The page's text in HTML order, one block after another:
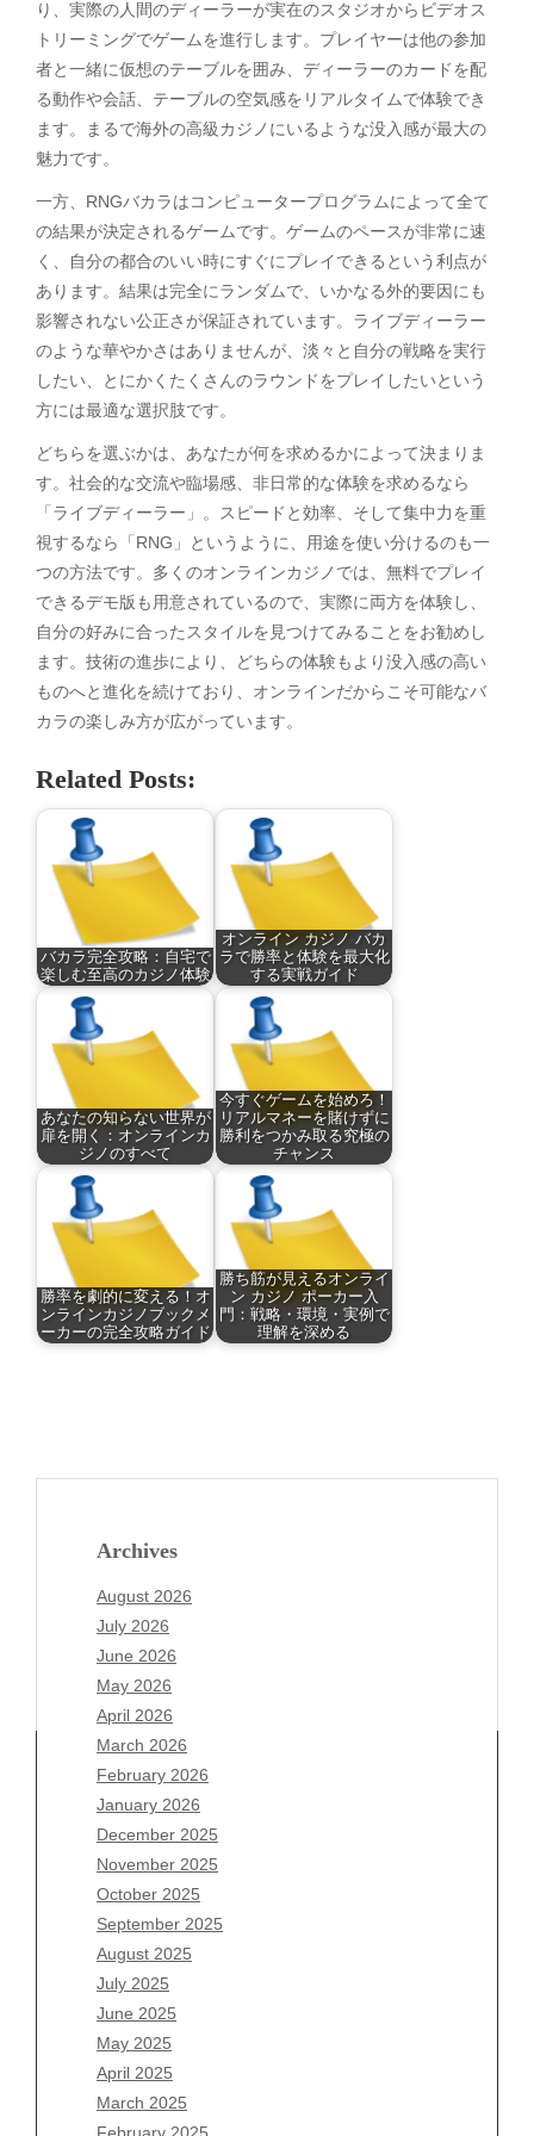
り、実際の人間のディーラーが実在のスタジオからビデオス
トリーミングでゲームを進行します。プレイヤーは他の参加
者と一緒に仮想のテーブルを囲み、ディーラーのカードを配
る動作や会話、テーブルの空気感をリアルタイムで体験でき
ます。まるで海外の高級カジノにいるような没入感が最大の
魅力です。
一方、RNGバカラはコンピュータープログラムによって全て
の結果が決定されるゲームです。ゲームのペースが非常に速
く、自分の都合のいい時にすぐにプレイできるという利点が
あります。結果は完全にランダムで、いかなる外的要因にも
影響されない公正さが保証されています。ライブディーラー
のような華やかさはありませんが、淡々と自分の戦略を実行
したい、とにかくたくさんのラウンドをプレイしたいという
方には最適な選択肢です。
どちらを選ぶかは、あなたが何を求めるかによって決まりま
す。社会的な交流や臨場感、非日常的な体験を求めるなら
「ライブディーラー」。スピードと効率、そして集中力を重
視するなら「RNG」というように、用途を使い分けるのも一
つの方法です。多くのオンラインカジノでは、無料でプレイ
できるデモ版も用意されているので、実際に両方を体験し、
自分の好みに合ったスタイルを見つけてみることをお勧めし
ます。技術の進歩により、どちらの体験もより没入感の高い
ものへと進化を続けており、オンラインだからこそ可能なバ
カラの楽しみ方が広がっています。
Related Posts:
バカラ完全攻略：自宅で
楽しむ至高のカジノ体験
オンライン カジノ バカ
ラで勝率と体験を最大化
する実戦ガイド
あなたの知らない世界が
扉を開く：オンラインカ
ジノのすべて
今すぐゲームを始めろ！
リアルマネーを賭けずに
勝利をつかみ取る究極の
チャンス
勝率を劇的に変える！オ
ンラインカジノブックメ
ーカーの完全攻略ガイド
勝ち筋が見えるオンライ
ン カジノ ポーカー入
門：戦略・環境・実例で
理解を深める
Archives
August 2026
July 2026
June 2026
May 2026
April 2026
March 2026
February 2026
January 2026
December 2025
November 2025
October 2025
September 2025
August 2025
July 2025
June 2025
May 2025
April 2025
March 2025
Archives
August 2026
July 2026
June 2026
May 2026
April 2026
March 2026
February 2026
January 2026
December 2025